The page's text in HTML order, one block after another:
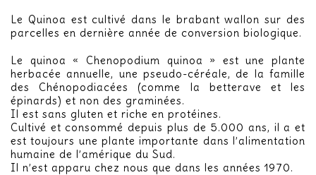
Le Quinoa est cultivé dans le brabant wallon sur des
parcelles en dernière année de conversion biologique.
Le quinoa « Chenopodium quinoa » est une plante
herbacée annuelle, une pseudo-céréale, de la famille
des Chénopodiacées (comme la betterave et les
épinards) et non des graminées.
Il est sans gluten et riche en protéines.
Cultivé et consommé depuis plus de 5.000 ans, il a et
est toujours une plante importante dans l’alimentation
humaine de l’amérique du Sud.
Il n’est apparu chez nous que dans les années 1970.